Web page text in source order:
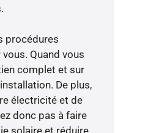
procédures
Quand vous
complet et sur
De plus,
électricité et de
donc pas à faire
solaire et réduire